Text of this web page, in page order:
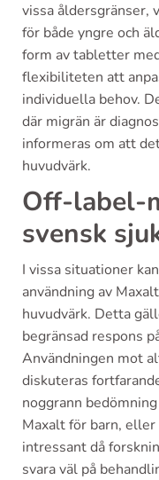
vissa
för både yngre och
form av tabletter
flexibiliteten att
individuella behov.
där migrän är
informeras om att
huvudvärk.
Off-label-
svensk
I vissa situationer
användning av
huvudvärk. Detta
begränsad respons
Användningen mot
diskuteras
noggrann
Maxalt för barn,
intressant då
svara väl på